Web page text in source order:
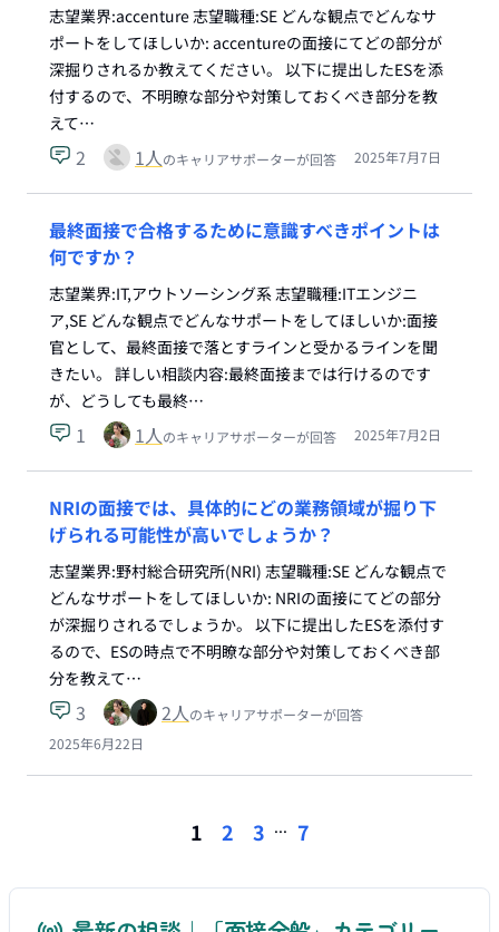
志望業界:accenture 志望職種:SE どんな観点でどんなサ
ポートをしてほしいか: accentureの面接にてどの部分が
深掘りされるか教えてください。 以下に提出したESを添
付するので、不明瞭な部分や対策しておくべき部分を教
えて…
2 1人のキャリアサポーターが回答 2025年7月7日
最終面接で合格するために意識すべきポイントは
何ですか？
志望業界:IT,アウトソーシング系 志望職種:ITエンジニ
ア,SE どんな観点でどんなサポートをしてほしいか:面接
官として、最終面接で落とすラインと受かるラインを聞
きたい。 詳しい相談内容:最終面接までは行けるのです
が、どうしても最終…
1 1人のキャリアサポーターが回答 2025年7月2日
NRIの面接では、具体的にどの業務領域が掘り下
げられる可能性が高いでしょうか？
志望業界:野村総合研究所(NRI) 志望職種:SE どんな観点で
どんなサポートをしてほしいか: NRIの面接にてどの部分
が深掘りされるでしょうか。 以下に提出したESを添付す
るので、ESの時点で不明瞭な部分や対策しておくべき部
分を教えて…
3 2人のキャリアサポーターが回答
2025年6月22日
1 2 3 ... 7